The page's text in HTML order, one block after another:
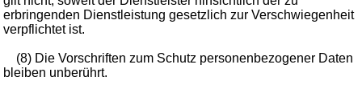
erbringenden Dienstleistung gesetzlich zur Verschwiegenheit
verpflichtet ist.
(8) Die Vorschriften zum Schutz personenbezogener Daten
bleiben unberührt.